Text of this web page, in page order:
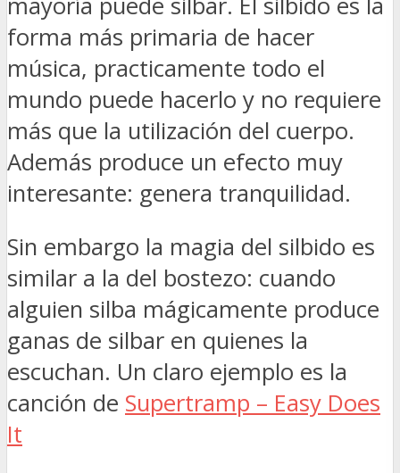
forma más primaria de hacer
música, practicamente todo el
mundo puede hacerlo y no requiere
más que la utilización del cuerpo.
Además produce un efecto muy
interesante: genera tranquilidad.
Sin embargo la magia del silbido es
similar a la del bostezo: cuando
alguien silba mágicamente produce
ganas de silbar en quienes la
escuchan. Un claro ejemplo es la
canción de Supertramp – Easy Does
It